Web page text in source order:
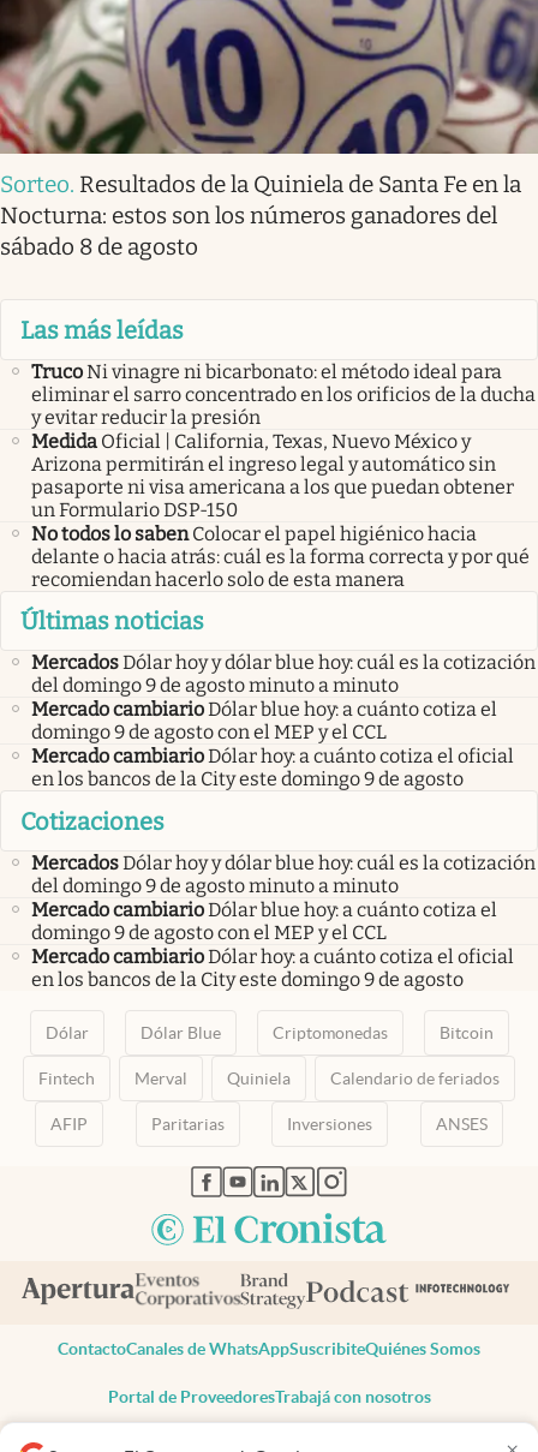
Sorteo. Resultados de la Quiniela de Santa Fe en la
Nocturna: estos son los números ganadores del
sábado 8 de agosto
Las más leídas
TrucoNi vinagre ni bicarbonato: el método ideal para
eliminar el sarro concentrado en los orificios de la ducha
y evitar reducir la presión
Medida Oficial | California, Texas, Nuevo México y
Arizona permitirán el ingreso legal y automático sin
pasaporte ni visa americana a los que puedan obtener
un Formulario DSP-150
No todos lo saben Colocar el papel higiénico hacia
delante o hacia atrás: cuál es la forma correcta y por qué
recomiendan hacerlo solo de esta manera
Últimas noticias
MercadosDólar hoy y dólar blue hoy: cuál es la cotización
del domingo 9 de agosto minuto a minuto
Mercado cambiarioDólar blue hoy: a cuánto cotiza el
domingo 9 de agosto con el MEP y el CCL
Mercado cambiarioDólar hoy: a cuánto cotiza el oficial
en los bancos de la City este domingo 9 de agosto
Cotizaciones
MercadosDólar hoy y dólar blue hoy: cuál es la cotización
del domingo 9 de agosto minuto a minuto
Mercado cambiarioDólar blue hoy: a cuánto cotiza el
domingo 9 de agosto con el MEP y el CCL
Mercado cambiarioDólar hoy: a cuánto cotiza el oficial
en los bancos de la City este domingo 9 de agosto
Dólar Dólar Blue Criptomonedas Bitcoin
Fintech Merval Quiniela Calendario de feriados
AFIP Paritarias Inversiones ANSES
abre en nueva pestaña
abre en nueva pestaña
abre en nueva pestaña
abre en nueva pestaña
abre en nueva pestaña
ContactoCanales de WhatsAppSuscribiteQuiénes Somos
Portal de ProveedoresTrabajá con nosotros